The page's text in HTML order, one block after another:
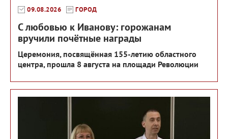
09.08.2026 ГОРОД
С любовью к Иванову: горожанам
вручили почётные награды
Церемония, посвящённая 155-летию областного
центра, прошла 8 августа на площади Революции